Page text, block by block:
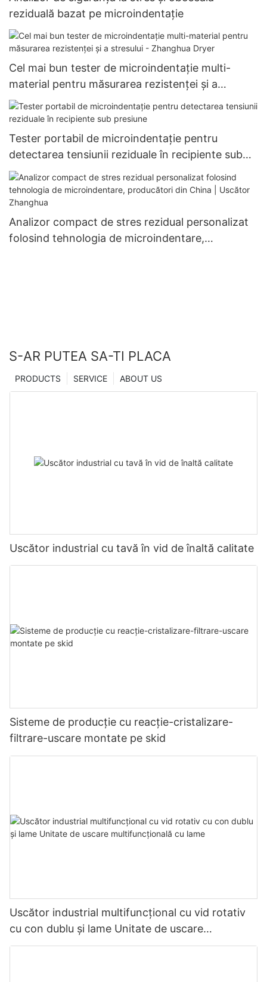
reziduală bazat pe microindentație
Cel mai bun tester de microindentație multi-
material pentru măsurarea rezistenței și a
stresului - Zhanghua Dryer
Tester portabil de microindentație pentru
detectarea tensiunii reziduale în recipiente sub
presiune
Analizor compact de stres rezidual personalizat
folosind tehnologia de microindentare,
S-AR PUTEA SA-TI PLACA
ABOUT US
SERVICE
PRODUCTS
Uscător industrial cu tavă în vid de înaltă calitate
Sisteme de producție cu reacție-cristalizare-
filtrare-uscare montate pe skid
Uscător industrial multifuncțional cu vid rotativ
cu con dublu și lame Unitate de uscare
multifuncțională cu lame